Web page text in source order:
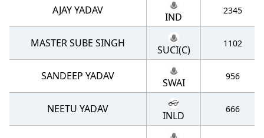
AJAY YADAV
IND
2345
MASTER SUBE SINGH
SUCI(C)
1102
SANDEEP YADAV
SWAI
956
NEETU YADAV
INLD
666